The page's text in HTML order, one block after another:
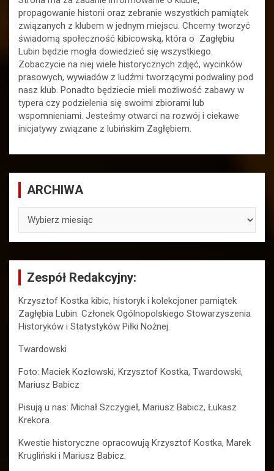
propagowanie historii oraz zebranie wszystkich pamiątek
związanych z klubem w jednym miejscu. Chcemy tworzyć
świadomą społeczność kibicowską, która o Zagłębiu
Lubin będzie mogła dowiedzieć się wszystkiego.
Zobaczycie na niej wiele historycznych zdjęć, wycinków
prasowych, wywiadów z ludźmi tworzącymi podwaliny pod
nasz klub. Ponadto będziecie mieli możliwość zabawy w
typera czy podzielenia się swoimi zbiorami lub
wspomnieniami. Jesteśmy otwarci na rozwój i ciekawe
inicjatywy związane z lubińskim Zagłębiem.
ARCHIWA
Zespół Redakcyjny:
Krzysztof Kostka kibic, historyk i kolekcjoner pamiątek
Zagłębia Lubin. Członek Ogólnopolskiego Stowarzyszenia
Historyków i Statystyków Piłki Nożnej.
Twardowski
Foto: Maciek Kozłowski, Krzysztof Kostka, Twardowski,
Mariusz Babicz
Pisują u nas: Michał Szczygieł, Mariusz Babicz, Łukasz
Krekora.
Kwestie historyczne opracowują Krzysztof Kostka, Marek
Krugliński i Mariusz Babicz.